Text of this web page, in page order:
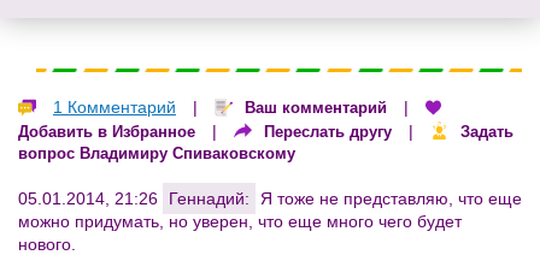
1 Комментарий | Ваш комментарий |
Добавить в Избранное | Переслать другу |
Задать
вопрос Владимиру Спиваковскому
05.01.2014, 21:26 Геннадий:
Я тоже не представляю, что еще
можно придумать, но уверен, что еще много чего будет
нового.